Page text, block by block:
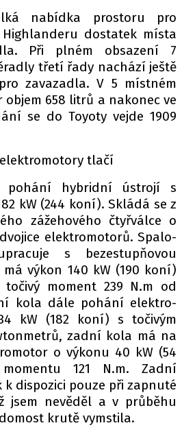
nabídka prostoru pro
dostatek místa
Při plném obsazení 7
třetí řady nachází ještě
zavazadla. V 5 místném
658 litrů a nakonec ve
se do Toyoty vejde 1909
tlačí
pohání hybridní ústrojí s
kW (244 koní). Skládá se z
zážehového čtyřválce o
elektromotorů. Spa­lo­
s bezestupňovou
má vý­kon 140 kW (190 koní)
mo­ment 239 N.m od
ko­la dále pohání elek­tro­
kW (182 koní) s točivým
zad­ní ko­la má na
o výkonu 40 kW (54
121 N.m. Zadní
dispozici pouze při zapnuté
jsem nevěděl a v průběhu
krutě vymstila.